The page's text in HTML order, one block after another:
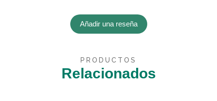
Añadir una reseña
PRODUCTOS
Relacionados